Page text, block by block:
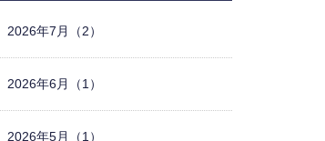
2026年7月（2）
2026年6月（1）
2026年5月（1）